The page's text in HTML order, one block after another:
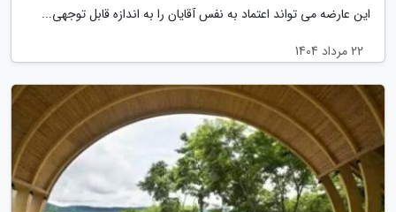
این عارضه می تواند اعتماد به نفس آقایان را به اندازه قابل توجهی...
22 مرداد 1404